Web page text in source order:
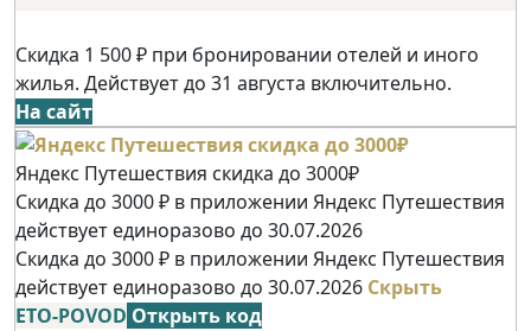
Скидка 1 500 ₽ при бронировании отелей и иного
жилья. Действует до 31 августа включительно.
На сайт
Яндекс Путешествия скидка до 3000₽
Скидка до 3000 ₽ в приложении Яндекс Путешествия
действует единоразово до 30.07.2026
Скидка до 3000 ₽ в приложении Яндекс Путешествия
действует единоразово до 30.07.2026 Скрыть
ETO-POVOD Открыть код